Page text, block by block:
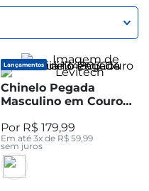
Lançamentos
Chinelo Pegada
Masculino em Couro
R$ 179,99
Em até 3x de R$ 59 99
sem juros